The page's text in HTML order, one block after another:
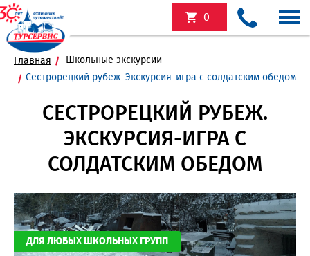
0
Главная
Школьные экскурсии
Сестрорецкий рубеж. Экскурсия-игра с солдатским обедом
СЕСТРОРЕЦКИЙ РУБЕЖ.
ЭКСКУРСИЯ-ИГРА С
СОЛДАТСКИМ ОБЕДОМ
ДЛЯ ЛЮБЫХ ШКОЛЬНЫХ ГРУПП